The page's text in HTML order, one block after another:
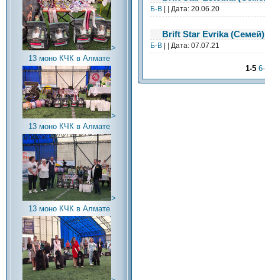
>
13 моно КЧК в Алмате
>
13 моно КЧК в Алмате
>
13 моно КЧК в Алмате
Б-В | | Дата: 20.06.20
Brift Star Evrika (Семей)
Б-В | | Дата: 07.07.21
1-5